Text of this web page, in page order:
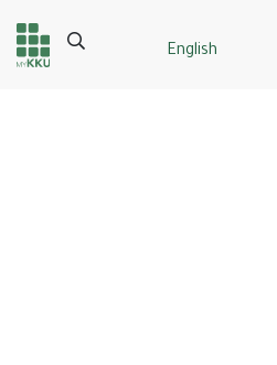
English
Header
Main Menu
Search